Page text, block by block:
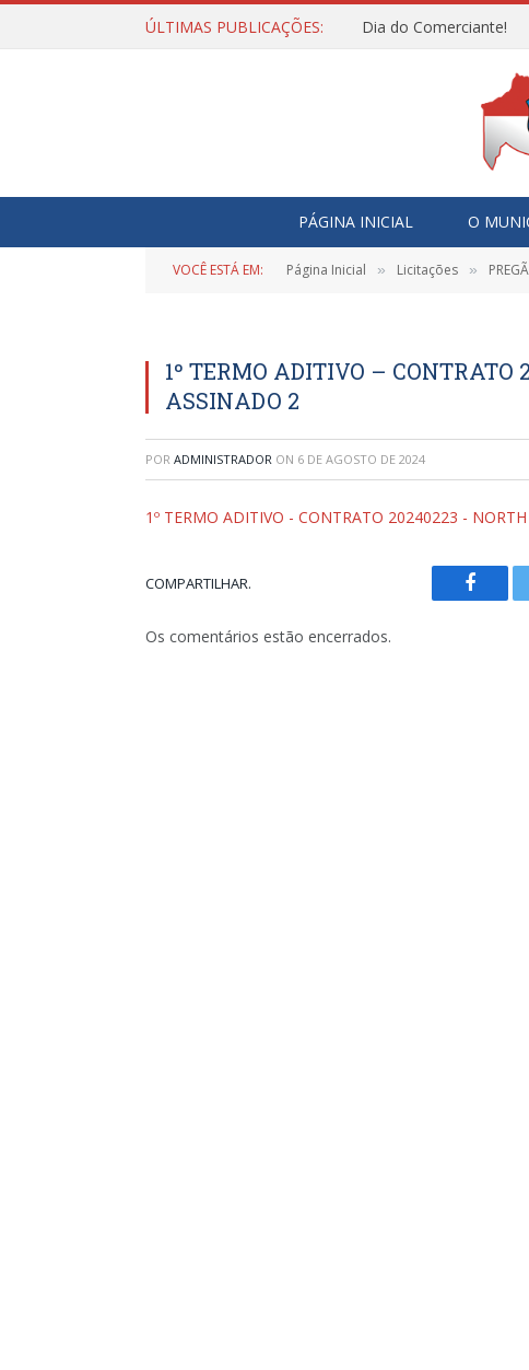
ÚLTIMAS PUBLICAÇÕES: Dia do Comerciante!
PÁGINA INICIAL O
VOCÊ ESTÁ EM: Página Inicial » Licitações » PREGÃO
1º TERMO ADITIVO –
ASSINADO 2
POR ADMINISTRADOR ON 6 DE AGOSTO DE 2024
1º TERMO ADITIVO - CONTRATO 20240223 -
COMPARTILHAR.
Os comentários estão encerrados.